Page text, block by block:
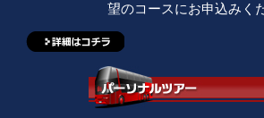
望のコースにお申込みく